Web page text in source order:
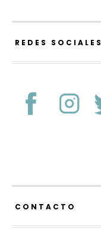
REDES SOCIALES
CONTACTO